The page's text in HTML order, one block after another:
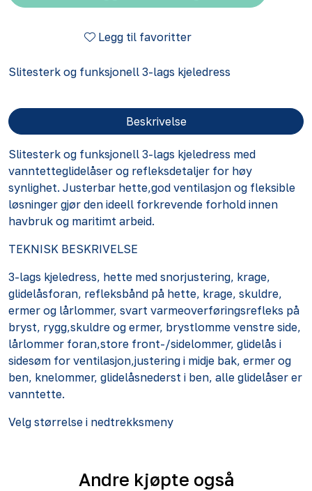
Legg til favoritter
Slitesterk og funksjonell 3-lags kjeledress
Beskrivelse
Slitesterk og funksjonell 3-lags kjeledress med
vanntetteglidelåser og refleksdetaljer for høy
synlighet. Justerbar hette,god ventilasjon og fleksible
løsninger gjør den ideell forkrevende forhold innen
havbruk og maritimt arbeid.
TEKNISK BESKRIVELSE
3-lags kjeledress, hette med snorjustering, krage,
glidelåsforan, refleksbånd på hette, krage, skuldre,
ermer og lårlommer, svart varmeoverføringsrefleks på
bryst, rygg,skuldre og ermer, brystlomme venstre side,
lårlommer foran,store front-/sidelommer, glidelås i
sidesøm for ventilasjon,justering i midje bak, ermer og
ben, knelommer, glidelåsnederst i ben, alle glidelåser er
vanntette.
Velg størrelse i nedtrekksmeny
Andre kjøpte også